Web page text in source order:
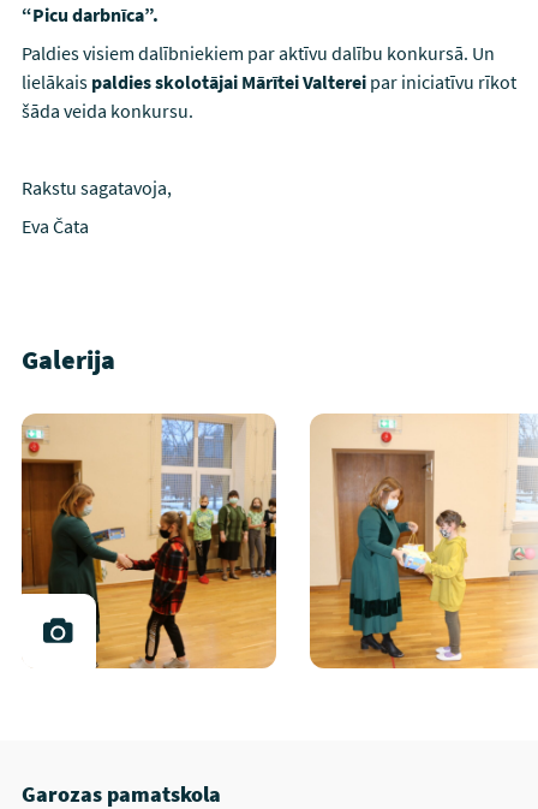
“Picu darbnīca”.
Paldies visiem dalībniekiem par aktīvu dalību konkursā. Un
lielākais paldies skolotājai Mārītei Valtereipar iniciatīvu rīkot
šāda veida konkursu.
Rakstu sagatavoja,
Eva Čata
Galerija
Garozas pamatskola